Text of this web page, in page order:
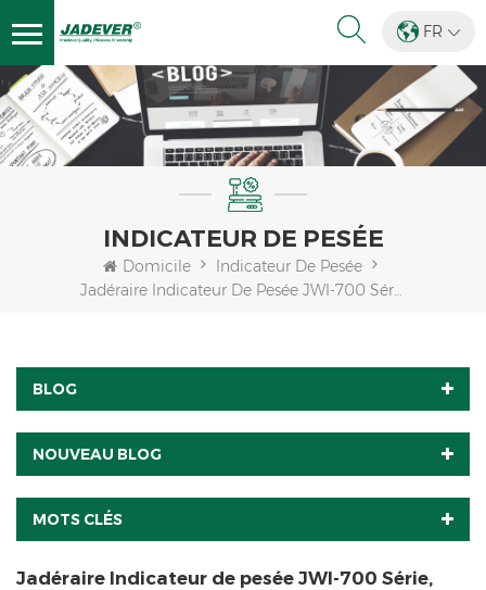
FR
INDICATEUR DE PESÉE
Domicile
Indicateur De Pesée
Jadéraire Indicateur De Pesée JWI-700 Série, Toutes Les Fonctions Couvert.
BLOG
NOUVEAU BLOG
MOTS CLÉS
Jadéraire Indicateur de pesée JWI-700 Série,